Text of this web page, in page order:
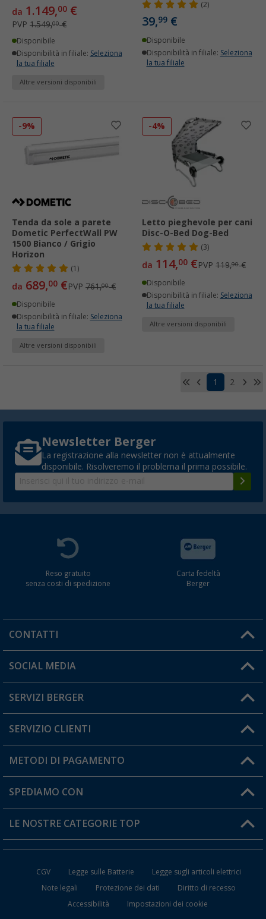
da 1.149,00 €
PVP 1.549,00€
Disponibile
Disponibilità in filiale: Seleziona
la tua filiale
Altre versioni disponibili
(2)
39,99 €
Disponibile
Disponibilità in filiale: Seleziona
la tua filiale
-9%
Tenda da sole a parete
Dometic PerfectWall PW
1500 Bianco / Grigio
Horizon
(1)
da 689,00 €PVP 761,00€
Disponibile
Disponibilità in filiale: Seleziona
la tua filiale
Altre versioni disponibili
-4%
Letto pieghevole per cani
Disc-O-Bed Dog-Bed
(3)
da 114,00 €PVP 119,90€
Disponibile
Disponibilità in filiale: Seleziona
la tua filiale
Altre versioni disponibili
1 2
Newsletter Berger
La registrazione alla newsletter non è attualmente
disponibile. Risolveremo il problema il prima possibile.
Reso gratuito
senza costi di spedizione
Carta fedeltà
Berger
CONTATTI
Orari di apertura del servizio:
Hai una domanda?
SOCIAL MEDIA
SERVIZI BERGER
Diventare rivenditori
Il mio Account
Carta fedeltà Berger
SERVIZIO CLIENTI
Informazioni sulla spedizione
Resi
FAQ e Contatti
METODI DI PAGAMENTO
SPEDIAMO CON
LE NOSTRE CATEGORIE TOP
Mobili per il Campeggio
CGV Legge sulle Batterie
Legge sugli articoli elettrici
Note legali
Protezione dei dati
Diritto di recesso
Accessibilità
Impostazioni dei cookie